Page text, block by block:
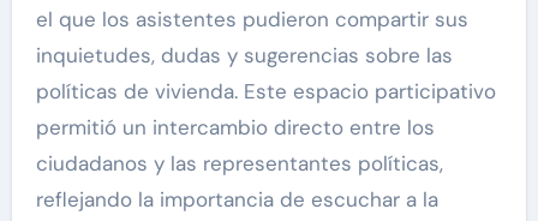
el que los asistentes pudieron compartir sus
inquietudes, dudas y sugerencias sobre las
políticas de vivienda. Este espacio participativo
permitió un intercambio directo entre los
ciudadanos y las representantes políticas,
reflejando la importancia de escuchar a la